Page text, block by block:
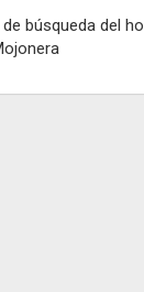
búsqueda del